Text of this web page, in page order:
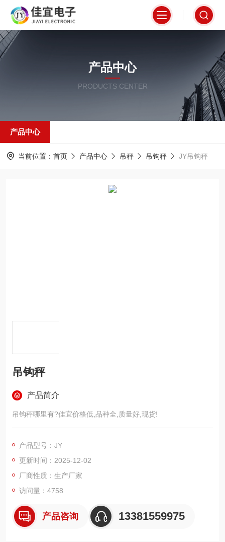
产品中心
PRODUCTS CENTER
产品中心
当前位置： 首页 产品中心 吊秤 吊钩秤 JY吊钩秤
吊钩秤
产品简介
吊钩秤哪里有?佳宜价格低,品种全,质量好,现货!
产品型号：JY
更新时间：2025-12-02
厂商性质：生产厂家
访问量：4758
产品咨询 13381559975